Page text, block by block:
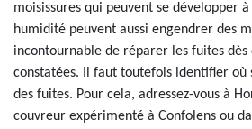
moisissures qui peuvent se développer
humidité peuvent aussi engendrer des
incontournable de réparer les fuites dès
constatées. Il faut toutefois identifier où
des fuites. Pour cela, adressez-vous à
couvreur expérimenté à Confolens ou